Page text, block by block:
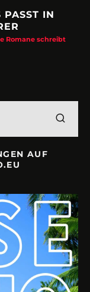
PASST IN
Romane schreibt
AUF